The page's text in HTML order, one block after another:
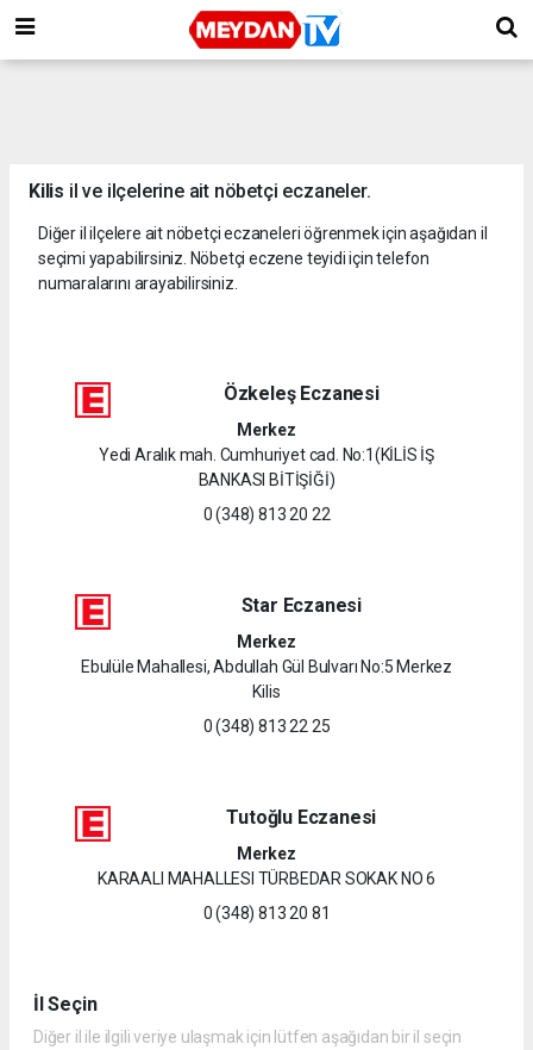
Kilis il ve ilçelerine ait nöbetçi eczaneler.
Diğer il ilçelere ait nöbetçi eczaneleri öğrenmek için aşağıdan il
seçimi yapabilirsiniz. Nöbetçi eczene teyidi için telefon
numaralarını arayabilirsiniz.
Özkeleş Eczanesi
Merkez
Yedi Aralık mah. Cumhuriyet cad. No:1(KİLİS İŞ
BANKASI BİTİŞİĞİ)
0 (348) 813 20 22
Star Eczanesi
Merkez
Ebulüle Mahallesi, Abdullah Gül Bulvarı No:5 Merkez
Kilis
0 (348) 813 22 25
Tutoğlu Eczanesi
Merkez
KARAALI MAHALLESI TÜRBEDAR SOKAK NO 6
0 (348) 813 20 81
İl Seçin
Diğer il ile ilgili veriye ulaşmak için lütfen aşağıdan bir il seçin